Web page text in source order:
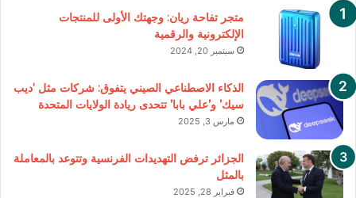
متجر تفاحة ريان: وجهتك الأولى للمنتجات
الإلكترونية والرقمية
سبتمبر 20, 2024
الذكاء الاصطناعي الصيني يتفوق: شركات مثل ‘ديب
سيك’ و’علي بابا’ تتحدى ريادة الولايات المتحدة
مارس 3, 2025
الجزائر ترفض التهديدات الفرنسية وتتوعد بالمعاملة
بالمثل
فبراير 28, 2025